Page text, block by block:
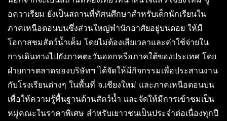
อควาเรียม ยังเป็นสถานที่ทัศนศึกษาสำหรับเด็กนักเรียนใน
ภาคเหนือตอนบนซึ่งส่วนใหญ่พำนักอาศัยอยู่บนดอย ให้มี
โอกาสชมสัตว์น้ำเค็ม โดยไม่ต้องเสียเวลาและค่าใช้จ่ายใน
การเดินทางไปยังภาคตะวันออกหรือภาคใต้ของประเทศ โดย
ฝ่ายการตลาดของบริษัทฯ ได้จัดให้มีกิจกรรมเพื่อประสานงาน
กับโรงเรียนต่างๆ ในพื้นที่ จ.เชียงใหม่ และภาคเหนือตอนบน
เพื่อให้ความรู้พื้นฐานด้านสัตว์น้ำ และจัดให้มีการเข้าชมเป็น
หมู่คณะในราคาพิเศษ สำหรับเยาวชนเป็นประจำต่อเนื่องทุกปี